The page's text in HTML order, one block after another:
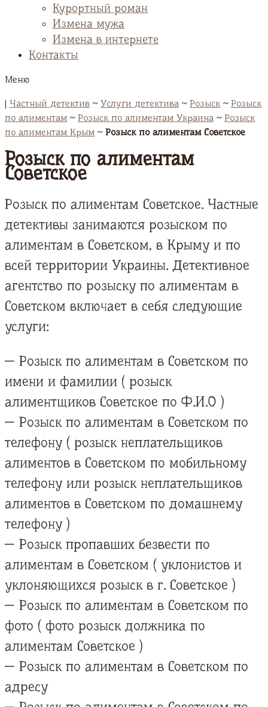
Курортный роман
Измена мужа
Измена в интернете
Контакты
Меню
| Частный детектив ~ Услуги детектива ~ Розыск~ Розыск
по алиментам ~ Розыск по алиментам Украина ~ Розыск
по алиментам Крым ~ Розыск по алиментам Советское
Розыск по алиментам
Советское
Розыск по алиментам Советское. Частные
детективы занимаются розыском по
алиментам в Советском, в Крыму и по
всей территории Украины. Детективное
агентство по розыску по алиментам в
Советском включает в себя следующие
услуги:
— Розыск по алиментам в Советском по
имени и фамилии ( розыск
алиментщиков Советское по Ф.И.О )
— Розыск по алиментам в Советском по
телефону ( розыск неплательщиков
алиментов в Советском по мобильному
телефону или розыск неплательщиков
алиментов в Советском по домашнему
телефону )
— Розыск пропавших безвести по
алиментам в Советском ( уклонистов и
уклоняющихся розыск в г. Советское )
— Розыск по алиментам в Советском по
фото ( фото розыск должника по
алиментам Советское )
— Розыск по алиментам в Советском по
адресу